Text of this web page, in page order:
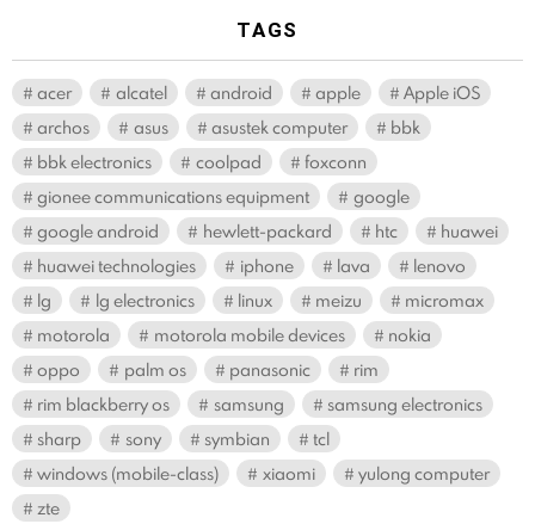
TAGS
acer alcatel android apple
Apple iOS
archos
asus asustek computer
bbk
bbk electronics
coolpad
foxconn
gionee communications equipment
google
google android
hewlett-packard htc
huawei
huawei technologies
iphone lava
lenovo
lg
lg electronics linux meizu
micromax
motorola
motorola mobile devices
nokia
oppo
palm os panasonic
rim
rim blackberry os
samsung
samsung electronics
sharp
sony symbian
tcl
windows (mobile-class)
xiaomi
yulong computer
zte